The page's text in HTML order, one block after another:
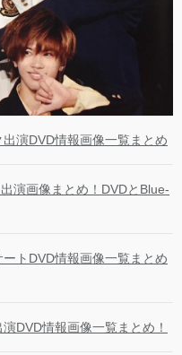
演DVD情報画像一覧まとめ
演画像まとめ！DVDとBlue-
トDVD情報画像一覧まとめ
DVD情報画像一覧まとめ！